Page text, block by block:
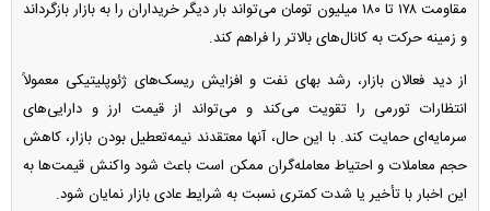
مقاومت ۱۷۸ تا ۱۸۰ میلیون تومان می‌تواند بار دیگر خریداران را به بازار بازگرداند
و زمینه حرکت به کانال‌های بالاتر را فراهم کند.
از دید فعالان بازار، رشد بهای نفت و افزایش ریسک‌های ژئوپلیتیکی معمولاً
انتظارات تورمی را تقویت می‌کند و می‌تواند از قیمت ارز و دارایی‌های
سرمایه‌ای حمایت کند. با این حال، آنها معتقدند نیمه‌تعطیل بودن بازار، کاهش
حجم معاملات و احتیاط معامله‌گران ممکن است باعث شود واکنش قیمت‌ها به
این اخبار با تأخیر یا شدت کمتری نسبت به شرایط عادی بازار نمایان شود.